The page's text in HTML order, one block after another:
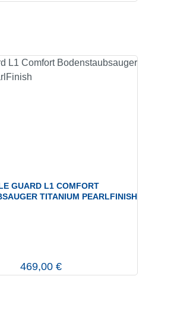
GUARD L1 COMFORT
TITANIUM PEARLFINISH
Regulärer Preis:
469,00 €